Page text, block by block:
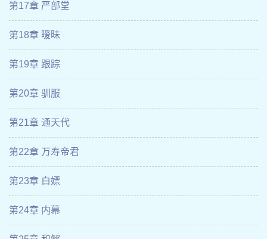
第17章 严部堂
第18章 暧昧
第19章 跟踪
第20章 驯服
第21章 通天代
第22章 万寿帝君
第23章 白嫖
第24章 内幕